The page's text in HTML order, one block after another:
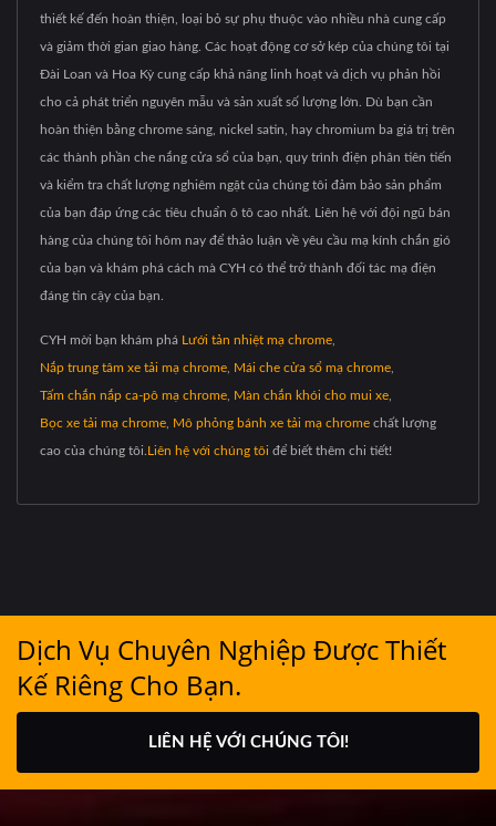
thiết kế đến hoàn thiện, loại bỏ sự phụ thuộc vào nhiều nhà cung cấp
và giảm thời gian giao hàng. Các hoạt động cơ sở kép của chúng tôi tại
Đài Loan và Hoa Kỳ cung cấp khả năng linh hoạt và dịch vụ phản hồi
cho cả phát triển nguyên mẫu và sản xuất số lượng lớn. Dù bạn cần
hoàn thiện bằng chrome sáng, nickel satin, hay chromium ba giá trị trên
các thành phần che nắng cửa sổ của bạn, quy trình điện phân tiên tiến
và kiểm tra chất lượng nghiêm ngặt của chúng tôi đảm bảo sản phẩm
của bạn đáp ứng các tiêu chuẩn ô tô cao nhất. Liên hệ với đội ngũ bán
hàng của chúng tôi hôm nay để thảo luận về yêu cầu mạ kính chắn gió
của bạn và khám phá cách mà CYH có thể trở thành đối tác mạ điện
đáng tin cậy của bạn.
CYH mời bạn khám phá Lưới tản nhiệt mạ chrome
Nắp trung tâm xe tải mạ chrome Mái che cửa sổ mạ chrome
Tấm chắn nắp ca-pô mạ chrome Màn chắn khói cho mui xe
Bọc xe tải mạ chrome Mô phỏng bánh xe tải mạ chrome chất lượng
cao của chúng tôi. Liên hệ với chúng tôi để biết thêm chi tiết!
Dịch Vụ Chuyên Nghiệp Được Thiết
Kế Riêng Cho Bạn.
LIÊN HỆ VỚI CHÚNG TÔI!